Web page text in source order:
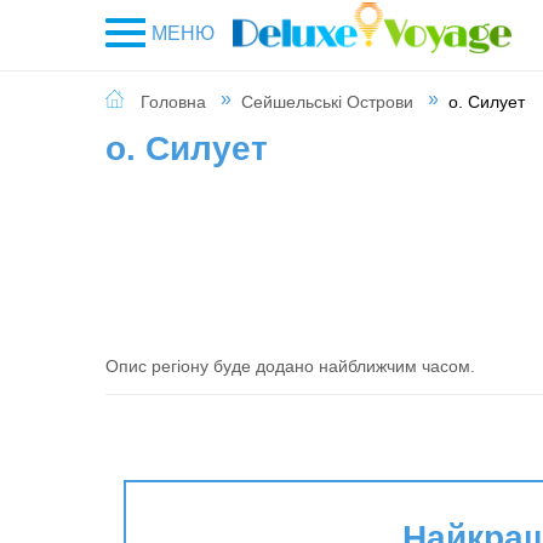
МЕНЮ
Головна Сейшельські Острови о. Силует
о. Силует
Опис регіону буде додано найближчим часом.